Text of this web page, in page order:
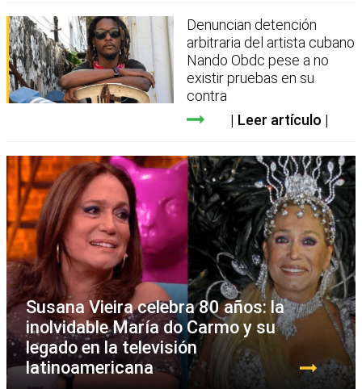
Denuncian detención
arbitraria del artista cubano
Nando Obdc pese a no
existir pruebas en su
contra
Leer artículo
Susana Vieira celebra 80 años: la
inolvidable María do Carmo y su
legado en la televisión
latinoamericana